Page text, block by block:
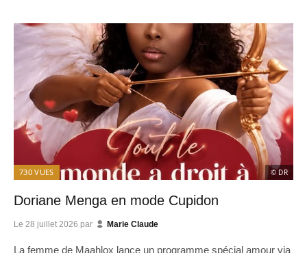
730 VUES © DR
Doriane Menga en mode Cupidon
Le 28 juillet 2026 par Marie Claude
La femme de Maahlox lance un programme spécial amour via